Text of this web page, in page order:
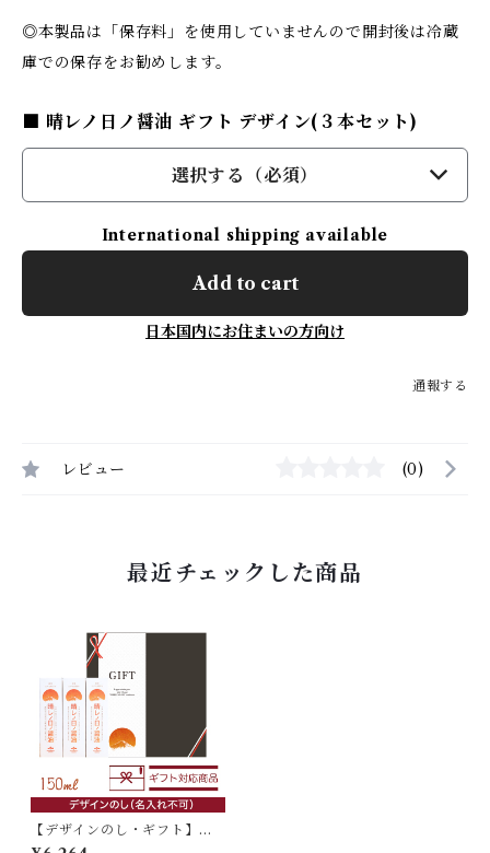
◎本製品は「保存料」を使用していませんので開封後は冷蔵
庫での保存をお勧めします。
■ 晴レノ日ノ醤油 ギフト デザイン(３本セット)
選択する（必須）
International shipping available
Add to cart
日本国内にお住まいの方向け
通報する
レビュー (0)
最近チェックした商品
【デザインのし・ギフト】晴
レノ日ノ醤油 150ml×3本入